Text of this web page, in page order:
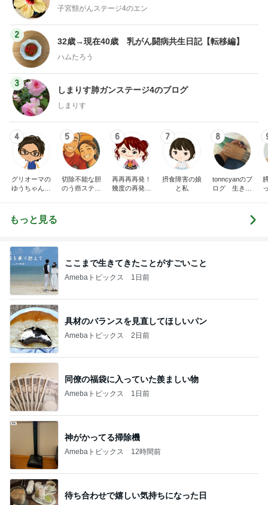
子宮頸がんステージ4のエン
2
32歳→現在40歳 乳がん闘病共生日記【転移編】
ハムたろう
3
しまりす肺ガンステージ4のブログ
しまりす
4
グリオーマの
ゆうちゃんブ
5
切除不能な胆
のう癌ステー
6
再再再再発！
幾度の再発も
7
摂食障害の娘
と私
8
tonncyanのブ
ログ 生きた
もっと見る
ここまで生きてきたことがすごいこと
Amebaトピックス 1日前
具材のバランスを見直してほしいパン
Amebaトピックス 2日前
同僚の福袋に入っていた羨ましい物
Amebaトピックス 1日前
神がかってる掃除機
Amebaトピックス 12時間前
待ち合わせで嬉しい気持ちになった日